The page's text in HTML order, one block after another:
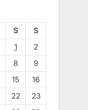
S
S
1
2
8
9
15
16
22
23